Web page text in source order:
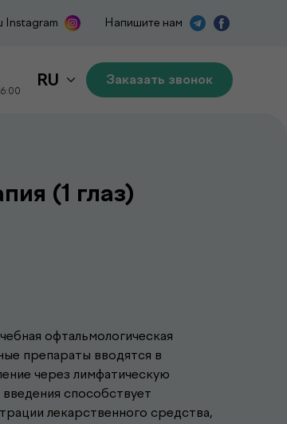
Instagram Напишите нам
RU Заказать звонок
(1 глаз)
офтальмологическая
препараты вводятся в
через лимфатическую
способствует
лекарственного средства,